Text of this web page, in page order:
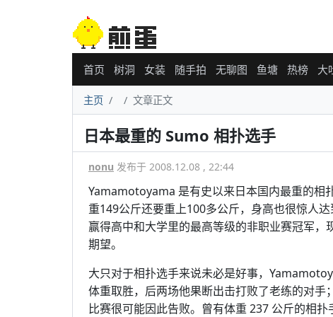
首页 树洞 女装 随手拍 无聊图 鱼塘 热榜 大
主页 文章正文
日本最重的 Sumo 相扑选手
nonu 发布于 2008.12.08 , 22:44
Yamamotoyama 是有史以来日本国内最重的相
重149公斤还要重上100多公斤，身高也很惊人
赢得高中和大学里的最高等级的非职业赛冠军
期望。
大只对于相扑选手来说未必是好事，
体重取胜，后两场他果断出击打败了老练的对
比赛很可能因此告败。曾有体重 237 公斤的相